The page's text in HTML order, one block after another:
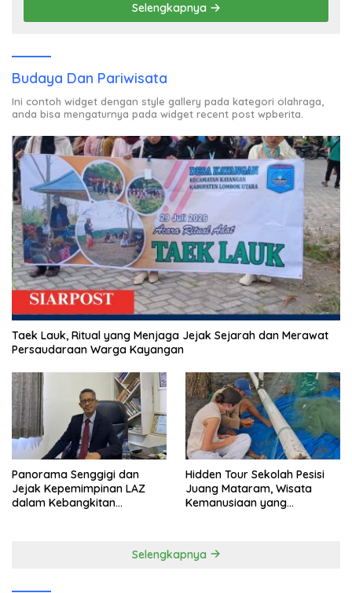
Selengkapnya
Budaya Dan Pariwisata
Ini contoh widget dengan style gallery pada kategori olahraga,
anda bisa mengaturnya pada widget recent post wpberita.
Taek Lauk, Ritual yang Menjaga Jejak Sejarah dan Merawat
Persaudaraan Warga Kayangan
Panorama Senggigi dan
Jejak Kepemimpinan LAZ
dalam Kebangkitan
Hidden Tour Sekolah Pesisi
Juang Mataram, Wisata
Kemanusiaan yang
Selengkapnya